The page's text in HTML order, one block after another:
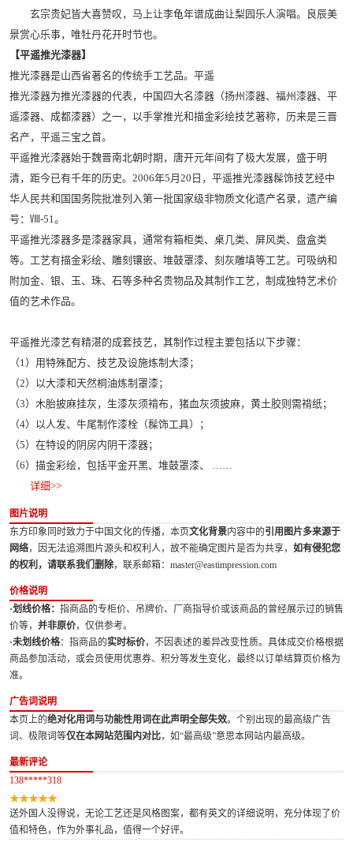
玄宗贵妃皆大喜赞叹，马上让李龟年谱成曲让梨园乐人演唱。良辰美
景赏心乐事，唯牡丹花开时节也。
【平遥推光漆器】
推光漆器是山西省著名的传统手工艺品。平遥
推光漆器为推光漆器的代表，中国四大名漆器（扬州漆器、福州漆器、平
遥漆器、成都漆器）之一，以手掌推光和描金彩绘技艺著称，历来是三晋
名产，平遥三宝之首。
平遥推光漆器始于魏晋南北朝时期，唐开元年间有了极大发展，盛于明
清，距今已有千年的历史。2006年5月20日，平遥推光漆器髹饰技艺经中
华人民共和国国务院批准列入第一批国家级非物质文化遗产名录，遗产编
号：Ⅷ-51。
平遥推光漆器多是漆器家具，通常有箱柜类、桌几类、屏风类、盘盒类
等。工艺有描金彩绘、雕刻镶嵌、堆鼓罩漆、刻灰雕填等工艺。可吸纳和
附加金、银、玉、珠、石等多种名贵物品及其制作工艺，制成独特艺术价
值的艺术作品。
平遥推光漆艺有精湛的成套技艺，其制作过程主要包括以下步骤：
（1）用特殊配方、技艺及设施炼制大漆；
（2）以大漆和天然桐油炼制罩漆；
（3）木胎披麻挂灰，生漆灰须褙布，猪血灰须披麻，黄土胶则需褙纸；
（4）以人发、牛尾制作漆栓（髹饰工具）；
（5）在特设的阴房内阴干漆器；
（6）描金彩绘，包括平金开黑、堆鼓罩漆、 ……
详细>>
图片说明
东方印象同时致力于中国文化的传播，本页文化背景内容中的引用图片多来源于
网络，因无法追溯图片源头和权利人，故不能确定图片是否为共享， 如有侵犯您
的权利，请联系我们删除，联系邮箱：master@eastimpression.com
价格说明
·划线价格： 指商品的专柜价、吊牌价、厂商指导价或该商品的曾经展示过的销售
价等， 并非原价，仅供参考。
·未划线价格：指商品的实时标价，不因表述的差异改变性质。具体成交价格根据
商品参加活动，或会员使用优惠券、积分等发生变化，最终以订单结算页价格为
准。
广告词说明
本页上的绝对化用词与功能性用词在此声明全部失效。个别出现的最高级广告
词、极限词等仅在本网站范围内对比，如“最高级”意思本网站内最高级。
最新评论
138*****318
送外国人没得说，无论工艺还是风格图案，都有英文的详细说明，充分体现了价
值和特色，作为外事礼品，值得一个好评。